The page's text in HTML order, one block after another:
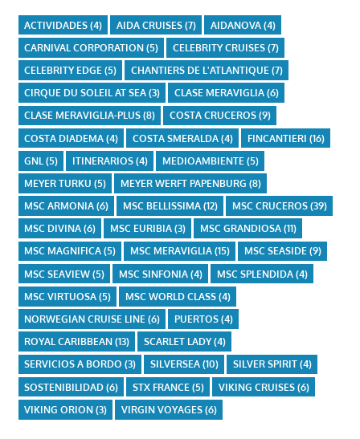
ACTIVIDADES(4) AIDA CRUISES(7) AIDANOVA(4)
CARNIVAL CORPORATION(5) CELEBRITY CRUISES(7)
CELEBRITY EDGE (5) CHANTIERS DE L'ATLANTIQUE (7)
CIRQUE DU SOLEIL AT SEA(3) CLASE MERAVIGLIA(6)
CLASE MERAVIGLIA-PLUS(8) COSTA CRUCEROS(9)
COSTA DIADEMA(4) COSTA SMERALDA(4) FINCANTIERI (16)
GNL (5) ITINERARIOS(4) MEDIOAMBIENTE (5)
MEYER TURKU (5) MEYER WERFT PAPENBURG (8)
MSC ARMONIA(6) MSC BELLISSIMA(12) MSC CRUCEROS(39)
MSC DIVINA(6) MSC EURIBIA(3) MSC GRANDIOSA(11)
MSC MAGNIFICA(5) MSC MERAVIGLIA(15) MSC SEASIDE(9)
MSC SEAVIEW(5) MSC SINFONIA(4) MSC SPLENDIDA(4)
MSC VIRTUOSA(5) MSC WORLD CLASS(4)
NORWEGIAN CRUISE LINE(6) PUERTOS(4)
ROYAL CARIBBEAN(13) SCARLET LADY(4)
SERVICIOS A BORDO (3) SILVERSEA(10) SILVER SPIRIT(4)
SOSTENIBILIDAD(6) STX FRANCE (5) VIKING CRUISES(6)
VIKING ORION(3) VIRGIN VOYAGES(6)